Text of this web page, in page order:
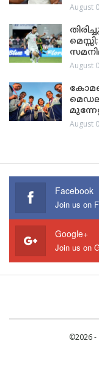
August
August
August
Facebook
Join us on
Google+
Join us on
©2026 -